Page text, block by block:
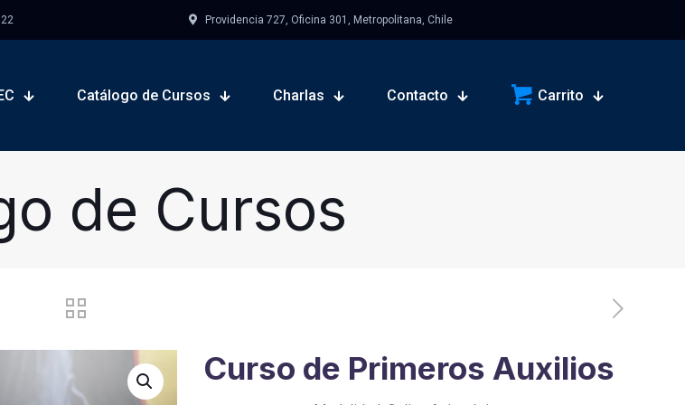
Providencia 727, Oficina 301, Metropolitana, Chile
Catálogo de Cursos Charlas Contacto Carrito
de Cursos
Curso de Primeros Auxilios